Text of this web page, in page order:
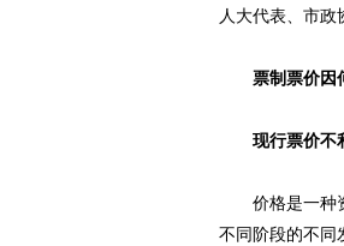
人大代表、市政
票制票价因
现行票价不
价格是一种资
不同阶段的不同